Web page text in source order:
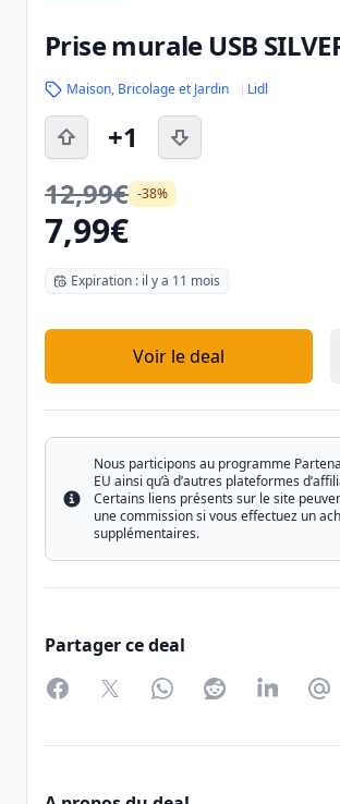
Prise murale USB
Maison, Bricolage et Jardin Lidl
+1
12,99€ -38%
7,99€
Expiration : il y a 11 mois
Voir le deal
Info
Nous participons au programme
EU ainsi qu’à d’autres plateformes
Certains liens présents sur le site
une commission si vous effectuez un
supplémentaires.
Partager ce deal
FacebookTwitterWhatsAppRedditLinkedIn